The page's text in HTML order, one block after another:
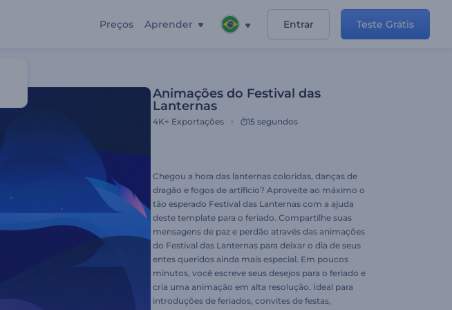
Preços Aprender Entrar Teste Grátis
Animações do Festival das
Lanternas
4K+ Exportações 15 segundos
Chegou a hora das lanternas coloridas, danças de
dragão e fogos de artifício? Aproveite ao máximo o
tão esperado Festival das Lanternas com a ajuda
deste template para o feriado. Compartilhe suas
mensagens de paz e perdão através das animações
do Festival das Lanternas para deixar o dia de seus
entes queridos ainda mais especial. Em poucos
minutos, você escreve seus desejos para o feriado e
cria uma animação em alta resolução. Ideal para
introduções de feriados, convites de festas,